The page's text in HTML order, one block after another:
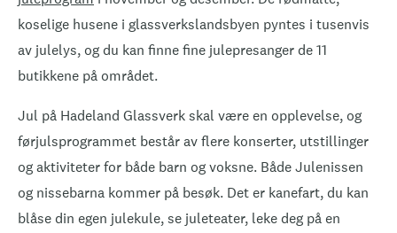
koselige husene i glassverkslandsbyen pyntes i tusenvis
av julelys, og du kan finne fine julepresanger de 11
butikkene på området.
Jul på Hadeland Glassverk skal være en opplevelse, og
førjulsprogrammet består av flere konserter, utstillinger
og aktiviteter for både barn og voksne. Både Julenissen
og nissebarna kommer på besøk. Det er kanefart, du kan
blåse din egen julekule, se juleteater, leke deg på en